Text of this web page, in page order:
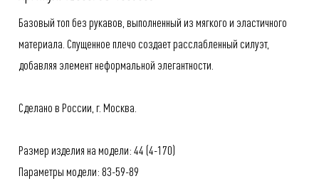
Базовый топ без рукавов, выполненный из мягкого и эластичного
материала. Спущенное плечо создает расслабленный силуэт,
добавляя элемент неформальной элегантности.
Сделано в России, г. Москва.
Размер изделия на модели: 44 (4-170)
Параметры модели: 83-59-89